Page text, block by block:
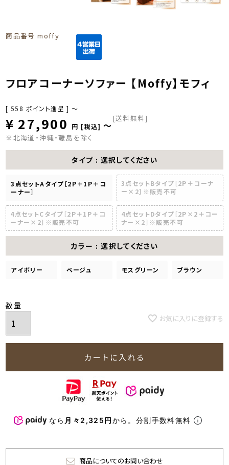
商品番号 moffy
フロアコーナーソファー 【Moffy】モフィ
[ 558 ポイント進呈 ] 〜
¥ 27,900 税込 〜
[送料無料]
※北海道・沖縄・離島を除く
タイプ 選択してください
3点セットAタイプ［2P＋1P＋コ
ーナー］
3点セットBタイプ［2P＋コーナ
ー×2］※販売不可
4点セットCタイプ［2P＋1P＋コ
ーナー×2］※販売不可
4点セットDタイプ［2P×2＋コー
ナー×2］※販売不可
カラー 選択してください
アイボリー ベージュ モスグリーン ブラウン
お気に入りに登録する
カートに入れる
なら 月々2,325円から。分割手数料無料
商品についてのお問い合わせ